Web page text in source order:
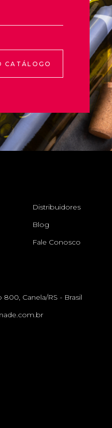
CATÁLOGO
Distribuidores
Blog
Fale Conosco
Canela/RS - Brasil